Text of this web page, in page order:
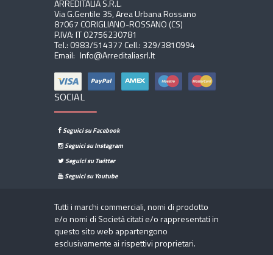
ARREDITALIA S.r.l.
Via G.Gentile 35, Area Urbana Rossano
87067 CORIGLIANO-ROSSANO (CS)
P.IVA: IT 02756230781
Tel.: 0983/514377 Cell.: 329/3810994
Email: Info@arreditaliasrl.it
SOCIAL
Seguici su Facebook
Seguici su Instagram
Seguici su Twitter
Seguici su Youtube
Tutti i marchi commerciali, nomi di prodotto
e/o nomi di Società citati e/o rappresentati in
questo sito web appartengono
esclusivamente ai rispettivi proprietari.